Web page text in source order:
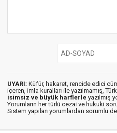
UYARI: Küfür, hakaret, rencide edici
içeren, imla kuralları ile yazılmamış,
isimsiz ve büyük harflerle yazılmış
Yorumların her türlü cezai ve hukuki
Sistem yapılan yorumlardan sorumlu